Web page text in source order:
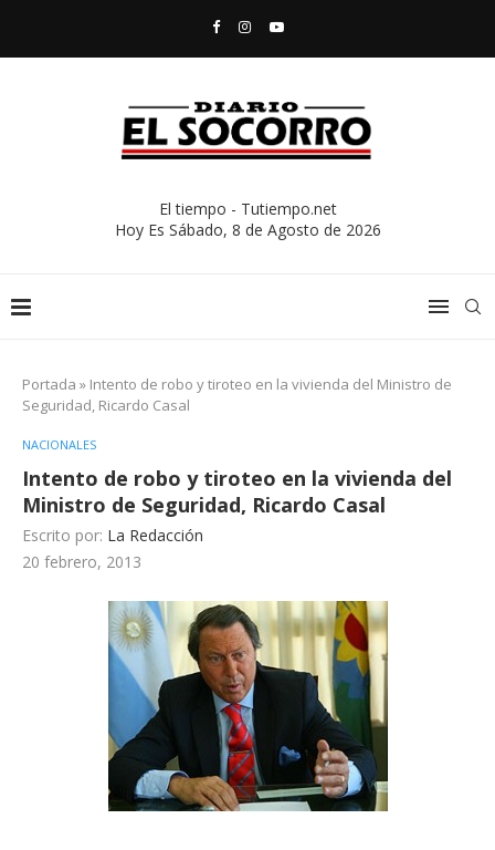
El tiempo - Tutiempo.net
Hoy Es Sábado, 8 de Agosto de 2026
Portada » Intento de robo y tiroteo en la vivienda del Ministro de
Seguridad, Ricardo Casal
NACIONALES
Intento de robo y tiroteo en la vivienda del
Ministro de Seguridad, Ricardo Casal
Escrito por: La Redacción
20 febrero, 2013